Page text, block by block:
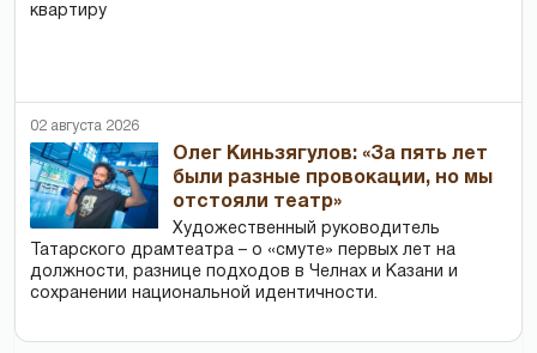
квартиру
02 августа 2026
Олег Киньзягулов: «За пять лет
были разные провокации, но мы
отстояли театр»
Художественный руководитель
Татарского драмтеатра – о «смуте» первых лет на
должности, разнице подходов в Челнах и Казани и
сохранении национальной идентичности.